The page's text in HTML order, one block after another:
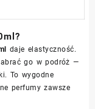
daje elastyczność.
go w podróż —
To wygodne
perfumy zawsze